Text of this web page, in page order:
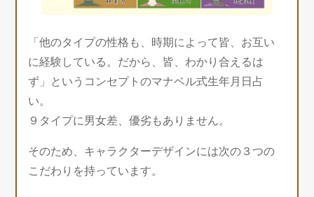
「他のタイプの性格も、時期によって皆、お互い
に経験している。だから、皆、わかり合えるは
ず」というコンセプトのマナベル式生年月日占
い。
９タイプに男女差、優劣もありません。
そのため、キャラクターデザインには次の３つの
こだわりを持っています。